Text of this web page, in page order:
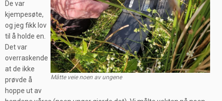
Måtte veie noen av ungene
De var
kjempesøte,
og jeg fikk lov
til å holde en.
Det var
overraskende
at de ikke
prøvde å
hoppe ut av